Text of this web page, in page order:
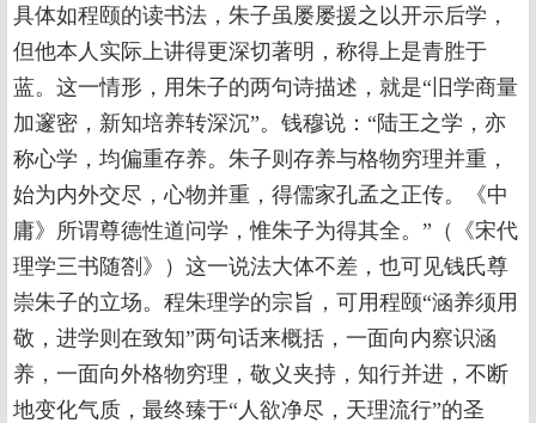
具体如程颐的读书法，朱子虽屡屡援之以开示后学，
但他本人实际上讲得更深切著明，称得上是青胜于
蓝。这一情形，用朱子的两句诗描述，就是“旧学商量
加邃密，新知培养转深沉”。钱穆说：“陆王之学，亦
称心学，均偏重存养。朱子则存养与格物穷理并重，
始为内外交尽，心物并重，得儒家孔孟之正传。《中
庸》所谓尊德性道问学，惟朱子为得其全。”（《宋代
理学三书随劄》）这一说法大体不差，也可见钱氏尊
崇朱子的立场。程朱理学的宗旨，可用程颐“涵养须用
敬，进学则在致知”两句话来概括，一面向内察识涵
养，一面向外格物穷理，敬义夹持，知行并进，不断
地变化气质，最终臻于“人欲净尽，天理流行”的圣